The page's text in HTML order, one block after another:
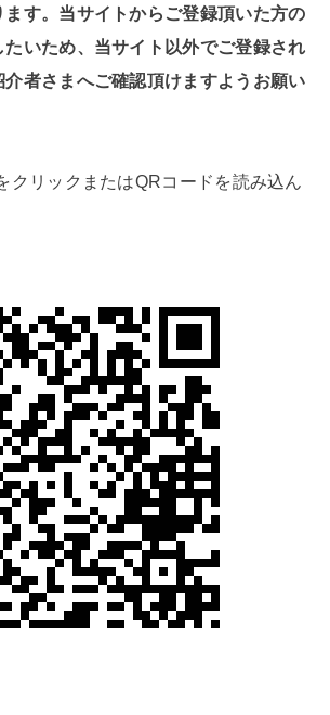
ます。当サイトからご登録頂いた方の
いため、当サイト以外でご登録され
介者さまへご確認頂けますようお願い
クリックまたはQRコードを読み込ん